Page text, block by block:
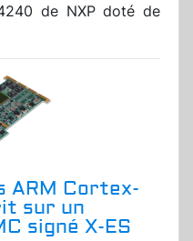
de NXP doté de
ARM Cortex-
sur un
signé X-ES